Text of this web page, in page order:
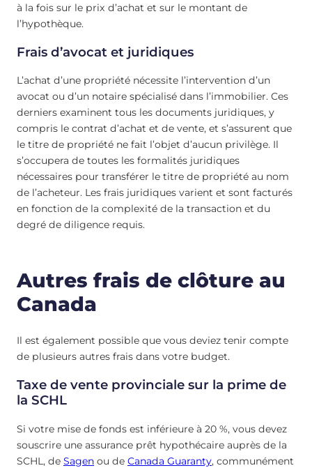
à la fois sur le prix d’achat et sur le montant de
l’hypothèque.
Frais d’avocat et juridiques
L’achat d’une propriété nécessite l’intervention d’un
avocat ou d’un notaire spécialisé dans l’immobilier. Ces
derniers examinent tous les documents juridiques, y
compris le contrat d’achat et de vente, et s’assurent que
le titre de propriété ne fait l’objet d’aucun privilège. Il
s’occupera de toutes les formalités juridiques
nécessaires pour transférer le titre de propriété au nom
de l’acheteur. Les frais juridiques varient et sont facturés
en fonction de la complexité de la transaction et du
degré de diligence requis.
Autres frais de clôture au
Canada
Il est également possible que vous deviez tenir compte
de plusieurs autres frais dans votre budget.
Taxe de vente provinciale sur la prime de
la SCHL
Si votre mise de fonds est inférieure à 20 %, vous devez
souscrire une assurance prêt hypothécaire auprès de la
SCHL, de Sagen ou de Canada Guaranty, communément